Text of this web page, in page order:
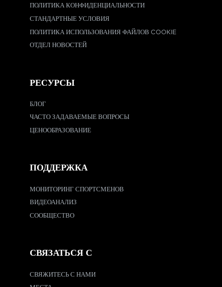
ПОЛИТИКА КОНФИДЕНЦИАЛЬНОСТИ
СТАНДАРТНЫЕ УСЛОВИЯ
ПОЛИТИКА ИСПОЛЬЗОВАНИЯ ФАЙЛОВ COOKIE
ОТДЕЛ НОВОСТЕЙ
РЕСУРСЫ
БЛОГ
ЧАСТО ЗАДАВАЕМЫЕ ВОПРОСЫ
ЦЕНООБРАЗОВАНИЕ
ПОДДЕРЖКА
МОНИТОРИНГ СПОРТСМЕНОВ
ВИДЕОАНАЛИЗ
СООБЩЕСТВО
СВЯЗАТЬСЯ С
СВЯЖИТЕСЬ С НАМИ